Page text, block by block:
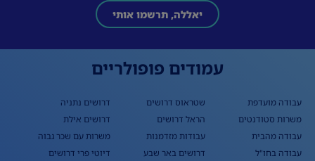
יאללה, תרשמו אותי
עמודים פופולריים
עבודה מועדפת
משרות סטודנטים
עבודה מהבית
עבודה בחו"ל
שטראוס דרושים
הראל דרושים
עבודות מזדמנות
דרושים באר שבע
דרושים נתניה
דרושים אילת
משרות עם שכר גבוה
דיוטי פרי דרושים